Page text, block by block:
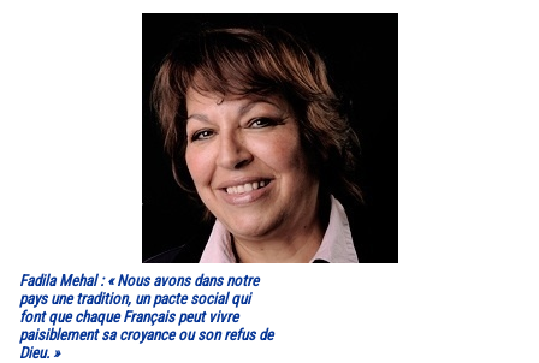
Fadila Mehal : « Nous avons dans notre
pays une tradition, un pacte social qui
font que chaque Français peut vivre
paisiblement sa croyance ou son refus de
Dieu. »